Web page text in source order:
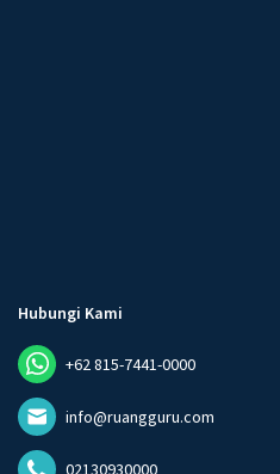
Hubungi Kami
+62 815-7441-0000
info@ruangguru.com
02130930000